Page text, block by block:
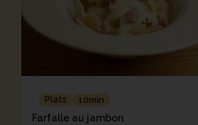
Plats 10min
Farfalle au jambon